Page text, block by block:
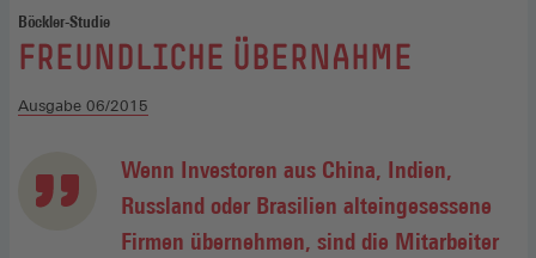
Böckler-Studie
:
FREUNDLICHE ÜBERNAHME
Ausgabe 06/2015
Wenn Investoren aus China, Indien,
Russland oder Brasilien alteingesessene
Firmen übernehmen, sind die Mitarbeiter